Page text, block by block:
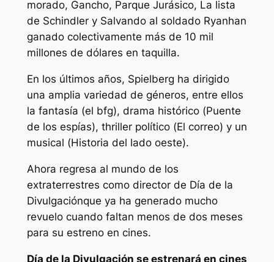
morado, Gancho, Parque Jurásico, La lista
de Schindlery Salvando al soldado Ryanhan
ganado colectivamente más de 10 mil
millones de dólares en taquilla.
En los últimos años, Spielberg ha dirigido
una amplia variedad de géneros, entre ellos
la fantasía (el bfg), drama histórico (Puente
de los espías), thriller político (El correo) y un
musical (Historia del lado oeste).
Ahora regresa al mundo de los
extraterrestres como director de Día de la
Divulgaciónque ya ha generado mucho
revuelo cuando faltan menos de dos meses
para su estreno en cines.
Día de la Divulgación se estrenará en cines